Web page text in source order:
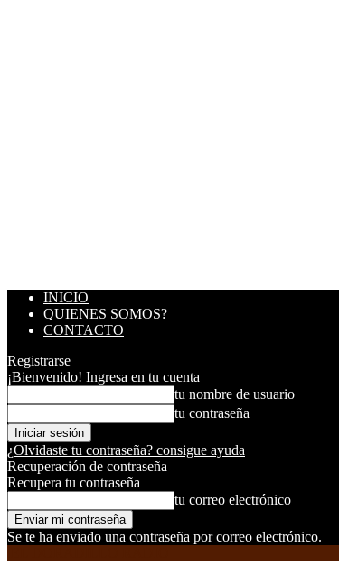
INICIO
QUIENES SOMOS?
CONTACTO
Registrarse
¡Bienvenido! Ingresa en tu cuenta
tu nombre de usuario
tu contraseña
¿Olvidaste tu contraseña? consigue ayuda
Recuperación de contraseña
Recupera tu contraseña
tu correo electrónico
Se te ha enviado una contraseña por correo electrónico.